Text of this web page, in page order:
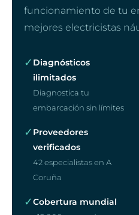
funcionamiento de tu
mejores electricistas
✓ Diagnósticos
ilimitados
Diagnostica tu
embarcación sin límites
✓ Proveedores
verificados
42 especialistas en A
Coruña
✓Cobertura mundial